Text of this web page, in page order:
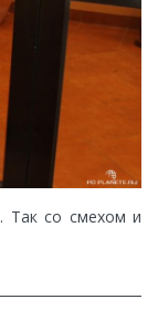
Так со смехом и